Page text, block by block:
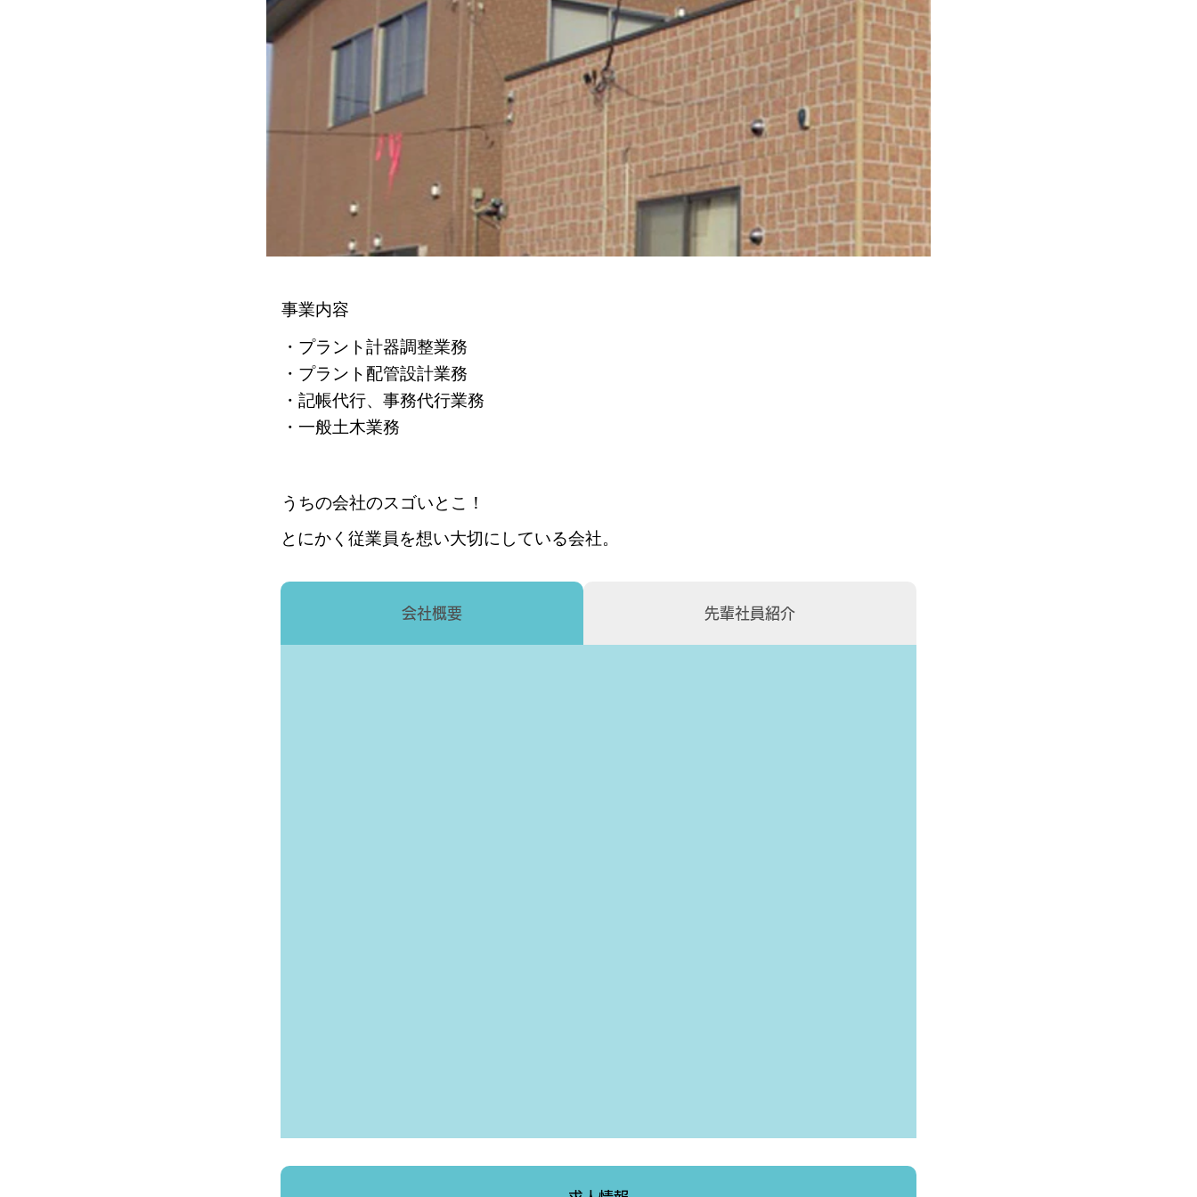
事業内容
・プラント計器調整業務
・プラント配管設計業務
・記帳代行、事務代行業務
・一般土木業務
うちの会社のスゴいとこ！
とにかく従業員を想い大切にしている会社。
会社概要 先輩社員紹介